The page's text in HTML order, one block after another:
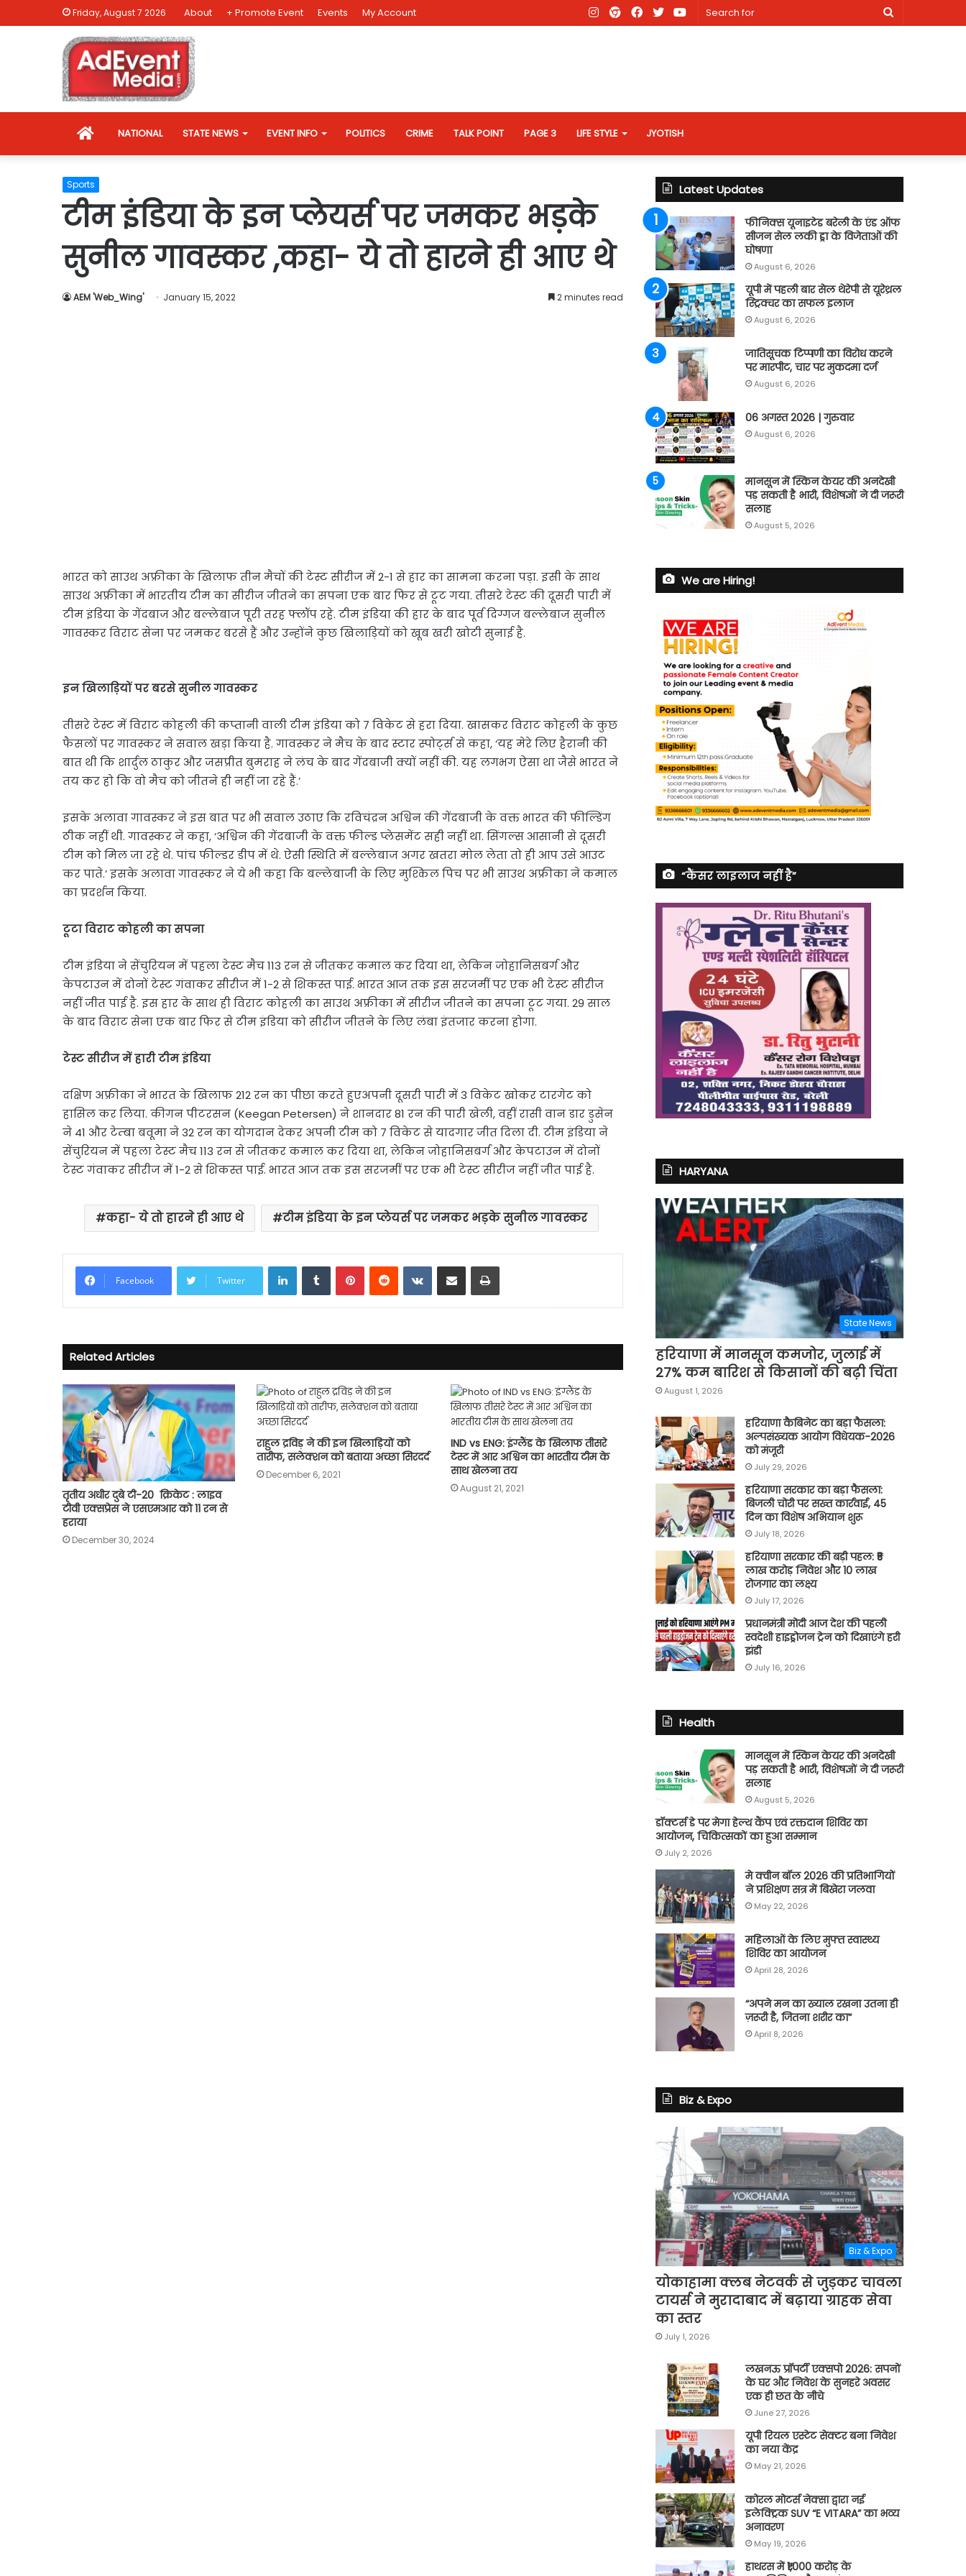
Friday, August 7 2026 About + Promote Event Events My Account
Search
Youtube
X
Facebook
AD
Instagram
HOMENATIONAL STATE NEWS EVENT INFO POLITICS CRIME TALK POINT PAGE 3 LIFE STYLE JYOTISH
Sports
टीम इंडिया के इन प्लेयर्स पर जमकर भड़के
सुनील गावस्कर ,कहा- ये तो हारने ही आए थे
AEM 'Web_Wing' January 15, 2022 2 minutes read
भारत को साउथ अफ्रीका के खिलाफ तीन मैचों की टेस्ट सीरीज में 2-1 से हार का सामना करना पड़ा. इसी के साथ
साउथ अफ्रीका में भारतीय टीम का सीरीज जीतने का सपना एक बार फिर से टूट गया. तीसरे टेस्ट की दूसरी पारी में
टीम इंडिया के गेंदबाज और बल्लेबाज पूरी तरह फ्लॉप रहे. टीम इंडिया की हार के बाद पूर्व दिग्गज बल्लेबाज सुनील
गावस्कर विराट सेना पर जमकर बरसे हैं और उन्होंने कुछ खिलाड़ियों को खूब खरी खोटी सुनाई है.
इन खिलाड़ियों पर बरसे सुनील गावस्कर
तीसरे टेस्ट में विराट कोहली की कप्तानी वाली टीम इंडिया को 7 विकेट से हरा दिया. खासकर विराट कोहली के कुछ
फैसलों पर गावस्कर ने सवाल खड़ा किया है. गावस्कर ने मैच के बाद स्टार स्पोर्ट्स से कहा, ‘यह मेरे लिए हैरानी की
बात थी कि शार्दुल ठाकुर और जसप्रीत बुमराह ने लंच के बाद गेंदबाजी क्यों नहीं की. यह लगभग ऐसा था जैसे भारत ने
तय कर हो कि वो मैच को जीतने ही नहीं जा रहे हैं.’
इसके अलावा गावस्कर ने इस बात पर भी सवाल उठाए कि रविचंद्रन अश्विन की गेंदबाजी के वक्त भारत की फील्डिंग
ठीक नहीं थी. गावस्कर ने कहा, ‘अश्विन की गेंदबाजी के वक्त फील्ड प्लेसमेंट सही नहीं था. सिंगल्स आसानी से दूसरी
टीम को मिल जा रहे थे. पांच फील्डर डीप में थे. ऐसी स्थिति में बल्लेबाज अगर खतरा मोल लेता तो ही आप उसे आउट
कर पाते.’ इसके अलावा गावस्कर ने ये भी कहा कि बल्लेबाजी के लिए मुश्किल पिच पर भी साउथ अफ्रीका ने कमाल
का प्रदर्शन किया.
टूटा विराट कोहली का सपना
टीम इंडिया ने सेंचुरियन में पहला टेस्ट मैच 113 रन से जीतकर कमाल कर दिया था, लेकिन जोहानिसबर्ग और
केपटाउन में दोनों टेस्ट गंवाकर सीरीज में 1-2 से शिकस्त पाई. भारत आज तक इस सरजमीं पर एक भी टेस्ट सीरीज
नहीं जीत पाई है. इस हार के साथ ही विराट कोहली का साउथ अफ्रीका में सीरीज जीतने का सपना टूट गया. 29 साल
के बाद विराट सेना एक बार फिर से टीम इंडिया को सीरीज जीतने के लिए लंबा इंतजार करना होगा.
टेस्ट सीरीज में हारी टीम इंडिया
दक्षिण अफ्रीका ने भारत के खिलाफ 212 रन का पीछा करते हुएअपनी दूसरी पारी में 3 विकेट खोकर टारगेट को
हासिल कर लिया. कीगन पीटरसन (Keegan Petersen) ने शानदार 81 रन की पारी खेली, वहीं रासी वान डार डुसेन
ने 41 और टेम्बा बवूमा ने 32 रन का योगदान देकर अपनी टीम को 7 विकेट से यादगार जीत दिला दी. टीम इंडिया ने
सेंचुरियन में पहला टेस्ट मैच 113 रन से जीतकर कमाल कर दिया था, लेकिन जोहानिसबर्ग और केपटाउन में दोनों
टेस्ट गंवाकर सीरीज में 1-2 से शिकस्त पाई. भारत आज तक इस सरजमीं पर एक भी टेस्ट सीरीज नहीं जीत पाई है.
कहा- ये तो हारने ही आए थे टीम इंडिया के इन प्लेयर्स पर जमकर भड़के सुनील गावस्कर
Facebook Twitter
LinkedInTumblrPinterestReddit VKontakte
Share via Email Print
Related Articles
तृतीय अधीर दुबे टी-20 क्रिकेट : लाइव
टीवी एक्सप्रेस ने एसएमआर को 11 रन से
हराया
December 30, 2024
राहुल द्रविड़ ने की इन खिलाड़ियों को
तारीफ, सलेक्शन को बताया अच्छा सिरदर्द
December 6, 2021
IND vs ENG: इंग्लैंड के खिलाफ तीसरे
टेस्ट में आर अश्विन का भारतीय टीम के
साथ खेलना तय
August 21, 2021
Latest Updates
फीनिक्स यूनाइटेड बरेली के एंड ऑफ
सीजन सेल लकी ड्रा के विजेताओं की
घोषणा
August 6, 2026
यूपी में पहली बार सेल थेरेपी से यूरेथ्रल
स्ट्रिक्चर का सफल इलाज
August 6, 2026
जातिसूचक टिप्पणी का विरोध करने
पर मारपीट, चार पर मुकदमा दर्ज
August 6, 2026
06 अगस्त 2026 | गुरुवार
August 6, 2026
मानसून में स्किन केयर की अनदेखी
पड़ सकती है भारी, विशेषज्ञों ने दी जरूरी
सलाह
August 5, 2026
We are Hiring!
“कैंसर लाइलाज नहीं है”
HARYANA
State News
हरियाणा में मानसून कमजोर, जुलाई में
27% कम बारिश से किसानों की बढ़ी चिंता
August 1, 2026
हरियाणा कैबिनेट का बड़ा फैसला:
अल्पसंख्यक आयोग विधेयक-2026
को मंजूरी
July 29, 2026
हरियाणा सरकार का बड़ा फैसला:
बिजली चोरी पर सख्त कार्रवाई, 45
दिन का विशेष अभियान शुरू
July 18, 2026
हरियाणा सरकार की बड़ी पहल: ₹5
लाख करोड़ निवेश और 10 लाख
रोजगार का लक्ष्य
July 17, 2026
प्रधानमंत्री मोदी आज देश की पहली
स्वदेशी हाइड्रोजन ट्रेन को दिखाएंगे हरी
झंडी
July 16, 2026
Health
मानसून में स्किन केयर की अनदेखी
पड़ सकती है भारी, विशेषज्ञों ने दी जरूरी
सलाह
August 5, 2026
डॉक्टर्स डे पर मेगा हेल्थ कैंप एवं रक्तदान शिविर का
आयोजन, चिकित्सकों का हुआ सम्मान
July 2, 2026
मे क्वीन बॉल 2026 की प्रतिभागियों
ने प्रशिक्षण सत्र में बिखेरा जलवा
May 22, 2026
महिलाओं के लिए मुफ्त स्वास्थ्य
शिविर का आयोजन
April 28, 2026
“अपने मन का ख्याल रखना उतना ही
ज़रूरी है, जितना शरीर का”
April 8, 2026
Biz & Expo
Biz & Expo
योकाहामा क्लब नेटवर्क से जुड़कर चावला
टायर्स ने मुरादाबाद में बढ़ाया ग्राहक सेवा
का स्तर
July 1, 2026
लखनऊ प्रॉपर्टी एक्सपो 2026: सपनों
के घर और निवेश के सुनहरे अवसर
एक ही छत के नीचे
June 27, 2026
यूपी रियल एस्टेट सेक्टर बना निवेश
का नया केंद्र
May 21, 2026
कोरल मोटर्स नेक्सा द्वारा नई
इलेक्ट्रिक SUV “E VITARA” का भव्य
अनावरण
May 19, 2026
हाथरस में ₹1,000 करोड़ के